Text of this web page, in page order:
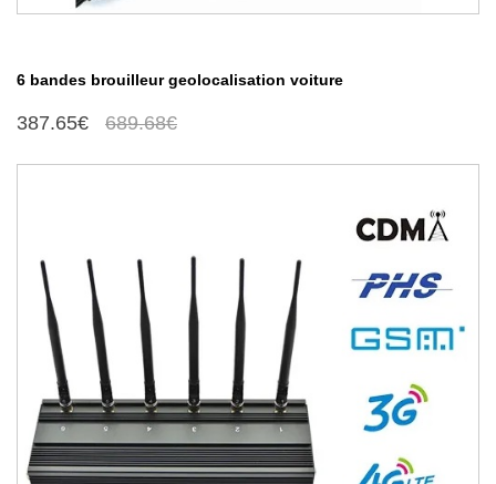
6 bandes brouilleur geolocalisation voiture
387.65€ 689.68€